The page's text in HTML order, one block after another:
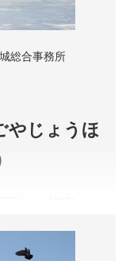
り徒歩約5分 ※
。
総合事務所
やじょうほ
成３０年６月に